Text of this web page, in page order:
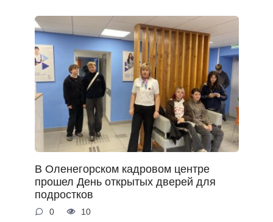
В Оленегорском кадровом центре
прошел День открытых дверей для
подростков
0 10